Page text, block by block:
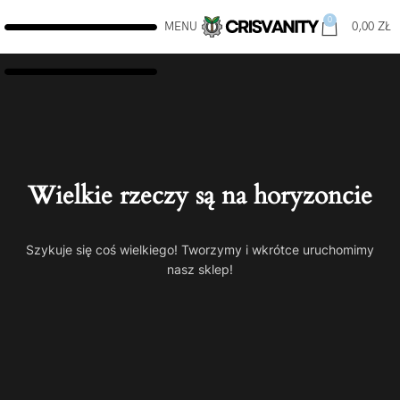
MENU 0 0,00 ZŁ
Wielkie rzeczy są na horyzoncie
Szykuje się coś wielkiego! Tworzymy i wkrótce uruchomimy
nasz sklep!